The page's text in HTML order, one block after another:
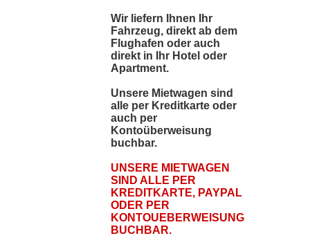
Wir liefern Ihnen Ihr
Fahrzeug, direkt ab dem
Flughafen oder auch
direkt in Ihr Hotel oder
Apartment.
Unsere Mietwagen sind
alle per Kreditkarte oder
auch per
Kontoüberweisung
buchbar.
UNSERE MIETWAGEN
SIND ALLE PER
KREDITKARTE, PAYPAL
ODER PER
KONTOUEBERWEISUNG
BUCHBAR.